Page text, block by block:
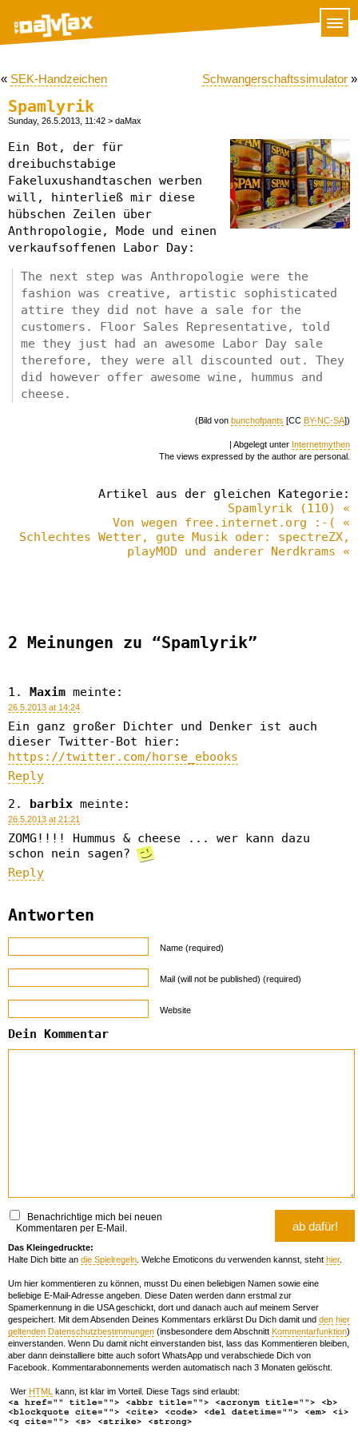
« SEK-Handzeichen Schwangerschaftssimulator »
Spamlyrik
Sunday, 26.5.2013, 11:42 > daMax
Ein Bot, der für
dreibuchstabige
Fakeluxushandtaschen werben
will, hinterließ mir diese
hübschen Zeilen über
Anthropologie, Mode und einen
verkaufsoffenen Labor Day:
The next step was Anthropologie were the
fashion was creative, artistic sophisticated
attire they did not have a sale for the
customers. Floor Sales Representative, told
me they just had an awesome Labor Day sale
therefore, they were all discounted out. They
did however offer awesome wine, hummus and
cheese.
(Bild von bunchofpants [CC BY-NC-SA])
| Abgelegt unter Internetmythen
The views expressed by the author are personal.
Artikel aus der gleichen Kategorie:
Spamlyrik (110) «
Von wegen free.internet.org :-( «
Schlechtes Wetter, gute Musik oder: spectreZX,
playMOD und anderer Nerdkrams «
2 Meinungen zu “Spamlyrik”
Maxim meinte:
26.5.2013 at 14:24
Ein ganz großer Dichter und Denker ist auch
dieser Twitter-Bot hier:
https://twitter.com/horse_ebooks
Reply
barbix meinte:
26.5.2013 at 21:21
ZOMG!!!! Hummus & cheese ... wer kann dazu
schon nein sagen?
Reply
Antworten
Name (required)
Mail (will not be published) (required)
Website
Dein Kommentar
Benachrichtige mich bei neuen
Kommentaren per E-Mail.
Das Kleingedruckte:
Halte Dich bitte an die Spielregeln . Welche Emoticons du verwenden kannst, steht hier.
Um hier kommentieren zu können, musst Du einen beliebigen Namen sowie eine
beliebige E-Mail-Adresse angeben. Diese Daten werden dann erstmal zur
Spamerkennung in die USA geschickt, dort und danach auch auf meinem Server
gespeichert. Mit dem Absenden Deines Kommentars erklärst Du Dich damit und den hier
geltenden Datenschutzbestimmungen (insbesondere dem Abschnitt Kommentarfunktion)
einverstanden. Wenn Du damit nicht einverstanden bist, lass das Kommentieren bleiben,
aber dann deinstalliere bitte auch sofort WhatsApp und verabschiede Dich von
Facebook. Kommentarabonnements werden automatisch nach 3 Monaten gelöscht.
Wer HTML kann, ist klar im Vorteil. Diese Tags sind erlaubt:
<a href="" title=""> <abbr title=""> <acronym title=""> <b>
<blockquote cite=""> <cite> <code> <del datetime=""> <em> <i>
<q cite=""> <s> <strike> <strong>